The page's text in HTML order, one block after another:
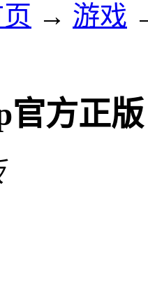
→ 游戏
官方正版